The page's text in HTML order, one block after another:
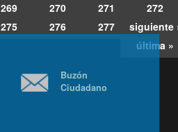
269 270 271
272
275 276 277
siguiente
última »
Buzón
Ciudadano